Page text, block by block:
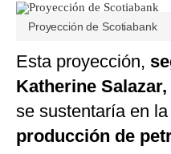
Proyección de Scotiabank
Esta proyección,
Katherine
se sustentaría en
producción de